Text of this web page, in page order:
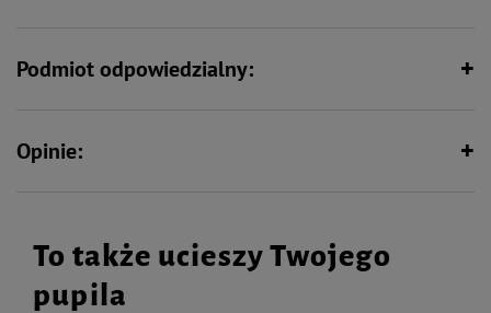
Podmiot odpowiedzialny:
Opinie:
To także ucieszy Twojego
pupila